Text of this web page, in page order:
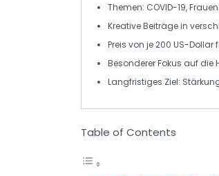
Themen: COVID-19,
Kreative Beiträge in
Preis von je200 US-Dollar
Besonderer Fokus auf die
Langfristiges Ziel:
Table of Contents